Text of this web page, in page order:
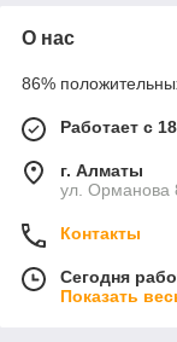
О нас
86%
Работает с
г. Алматы
ул. Орманова
Контакты
Сегодня
Показать